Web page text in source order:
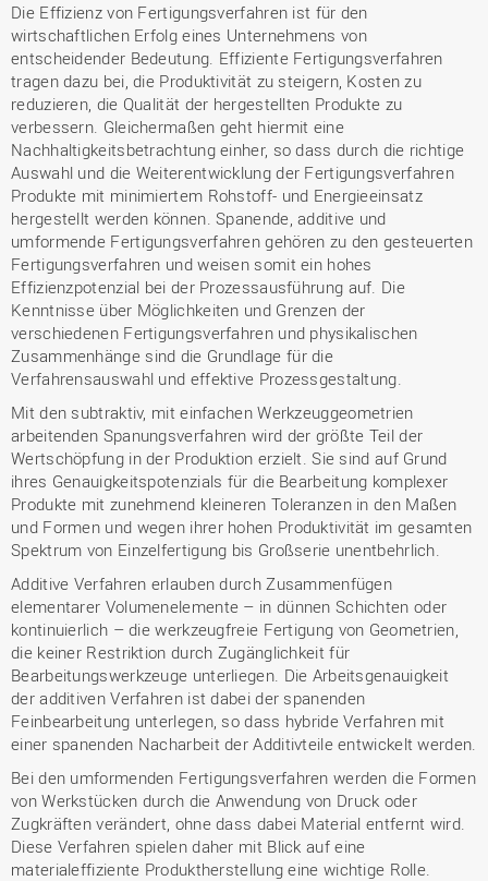
Die Effizienz von Fertigungsverfahren ist für den
wirtschaftlichen Erfolg eines Unternehmens von
entscheidender Bedeutung. Effiziente Fertigungsverfahren
tragen dazu bei, die Produktivität zu steigern, Kosten zu
reduzieren, die Qualität der hergestellten Produkte zu
verbessern. Gleichermaßen geht hiermit eine
Nachhaltigkeitsbetrachtung einher, so dass durch die richtige
Auswahl und die Weiterentwicklung der Fertigungsverfahren
Produkte mit minimiertem Rohstoff- und Energieeinsatz
hergestellt werden können. Spanende, additive und
umformende Fertigungsverfahren gehören zu den gesteuerten
Fertigungsverfahren und weisen somit ein hohes
Effizienzpotenzial bei der Prozessausführung auf. Die
Kenntnisse über Möglichkeiten und Grenzen der
verschiedenen Fertigungsverfahren und physikalischen
Zusammenhänge sind die Grundlage für die
Verfahrensauswahl und effektive Prozessgestaltung.
Mit den subtraktiv, mit einfachen Werkzeuggeometrien
arbeitenden Spanungsverfahren wird der größte Teil der
Wertschöpfung in der Produktion erzielt. Sie sind auf Grund
ihres Genauigkeitspotenzials für die Bearbeitung komplexer
Produkte mit zunehmend kleineren Toleranzen in den Maßen
und Formen und wegen ihrer hohen Produktivität im gesamten
Spektrum von Einzelfertigung bis Großserie unentbehrlich.
Additive Verfahren erlauben durch Zusammenfügen
elementarer Volumenelemente – in dünnen Schichten oder
kontinuierlich – die werkzeugfreie Fertigung von Geometrien,
die keiner Restriktion durch Zugänglichkeit für
Bearbeitungswerkzeuge unterliegen. Die Arbeitsgenauigkeit
der additiven Verfahren ist dabei der spanenden
Feinbearbeitung unterlegen, so dass hybride Verfahren mit
einer spanenden Nacharbeit der Additivteile entwickelt werden.
Bei den umformenden Fertigungsverfahren werden die Formen
von Werkstücken durch die Anwendung von Druck oder
Zugkräften verändert, ohne dass dabei Material entfernt wird.
Diese Verfahren spielen daher mit Blick auf eine
materialeffiziente Produktherstellung eine wichtige Rolle.